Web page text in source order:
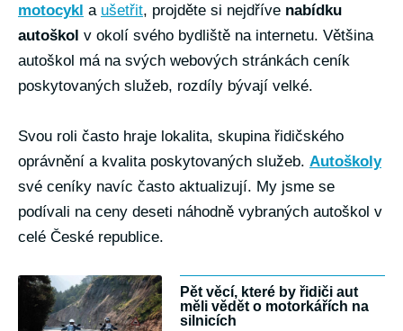
motocykl a ušetřit, projděte si nejdříve nabídku
autoškol v okolí svého bydliště na internetu. Většina
autoškol má na svých webových stránkách ceník
poskytovaných služeb, rozdíly bývají velké.
Svou roli často hraje lokalita, skupina řidičského
oprávnění a kvalita poskytovaných služeb. Autoškoly
své ceníky navíc často aktualizují. My jsme se
podívali na ceny deseti náhodně vybraných autoškol v
celé České republice.
Pět věcí, které by řidiči aut
měli vědět o motorkářích na
silnicích